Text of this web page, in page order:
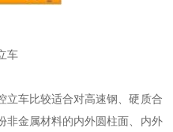
车
车比较适合对高速钢、硬质合
非金属材料的内外圆柱面、内外